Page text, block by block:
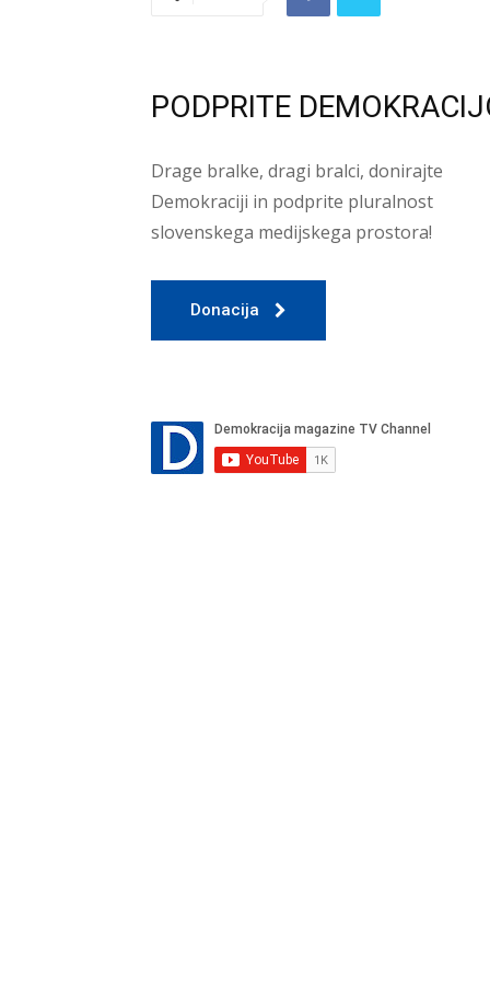
PODPRITE
Drage bralke, dragi bralci, donirajte
Demokraciji in podprite pluralnost
slovenskega medijskega prostora!
Donacija